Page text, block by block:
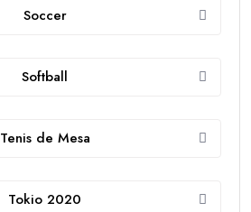
Soccer
Softball
Tenis de Mesa
Tokio 2020